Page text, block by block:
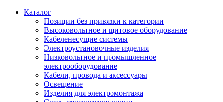
Каталог
Позиции без привязки к категории
Высоковольтное и щитовое оборудование
Кабеленесущие системы
Электроустановочные изделия
Низковольтное и промышленное
электрооборудование
Кабели, провода и аксессуары
Освещение
Изделия для электромонтажа